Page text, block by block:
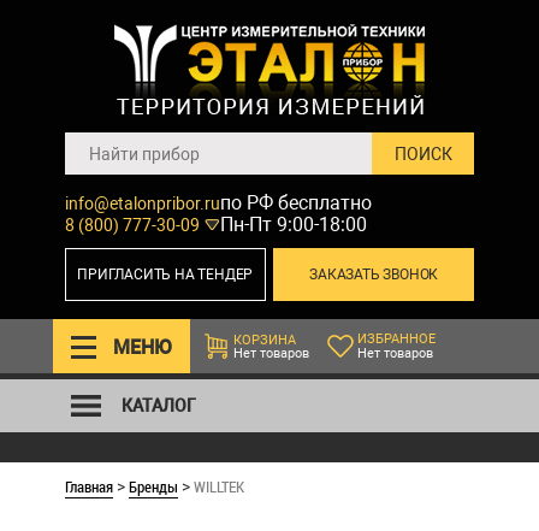
info@etalonpribor.ru
8 (800) 777-30-09
по РФ бесплатно
Пн-Пт 9:00-18:00
ЗАКАЗАТЬ ЗВОНОК
ПРИГЛАСИТЬ НА ТЕНДЕР
МЕНЮ
КОРЗИНА
Нет товаров
ИЗБРАННОЕ
Нет товаров
КАТАЛОГ
Главная >Бренды >WILLTEK